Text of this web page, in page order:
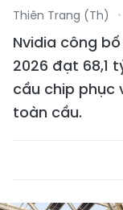
Thiên Trang (th)
Nvidia công
2026 đạt 68,1
cầu chip phục
toàn cầu.